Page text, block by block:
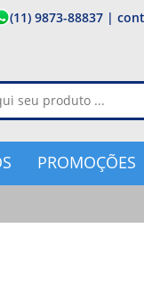
(11) 9873-88837 |
PROMOÇÕES